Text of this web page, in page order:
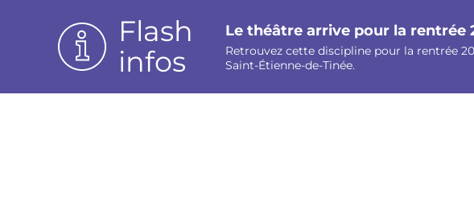
Flash
infos
Le théâtre arrive pour la rentrée
Retrouvez cette discipline pour la rentrée
Saint-Étienne-de-Tinée.